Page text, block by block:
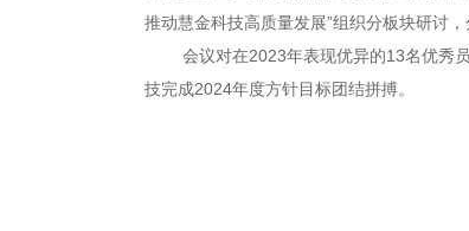
推动慧金科技高质量发展”组织分板块研讨
会议对在2023年表现优异的13名优秀员
技完成2024年度方针目标团结拼搏。